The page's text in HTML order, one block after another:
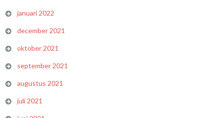
januari 2022
december 2021
oktober 2021
september 2021
augustus 2021
juli 2021